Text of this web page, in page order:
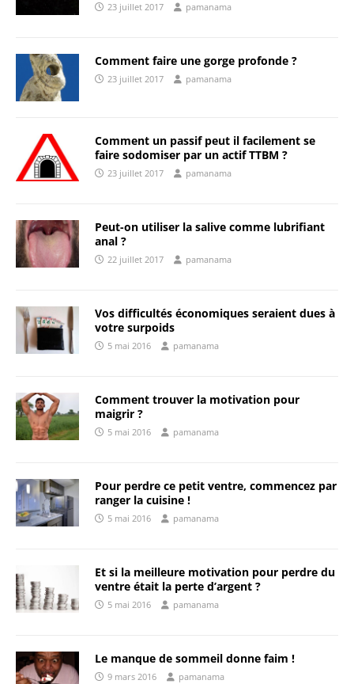
23 juillet 2017 pamanama
Comment faire une gorge profonde ?
23 juillet 2017 pamanama
Comment un passif peut il facilement se
faire sodomiser par un actif TTBM ?
23 juillet 2017 pamanama
Peut-on utiliser la salive comme lubrifiant
anal ?
22 juillet 2017 pamanama
Vos difficultés économiques seraient dues à
votre surpoids
5 mai 2016 pamanama
Comment trouver la motivation pour
maigrir ?
5 mai 2016 pamanama
Pour perdre ce petit ventre, commencez par
ranger la cuisine !
5 mai 2016 pamanama
Et si la meilleure motivation pour perdre du
ventre était la perte d’argent ?
5 mai 2016 pamanama
Le manque de sommeil donne faim !
9 mars 2016 pamanama